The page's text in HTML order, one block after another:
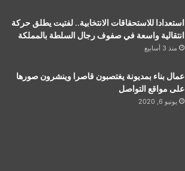
استعدادا للاستحقاقات الانتخابية.. لفتيت يطلق حركة
انتقالية واسعة في صفوف رجال السلطة بالمملكة
منذ 3 أسابيع
عمال بناء بمديونة يغتصبون قاصرا وينشرون صورها
على مواقع التواصل
يونيو 6, 2020